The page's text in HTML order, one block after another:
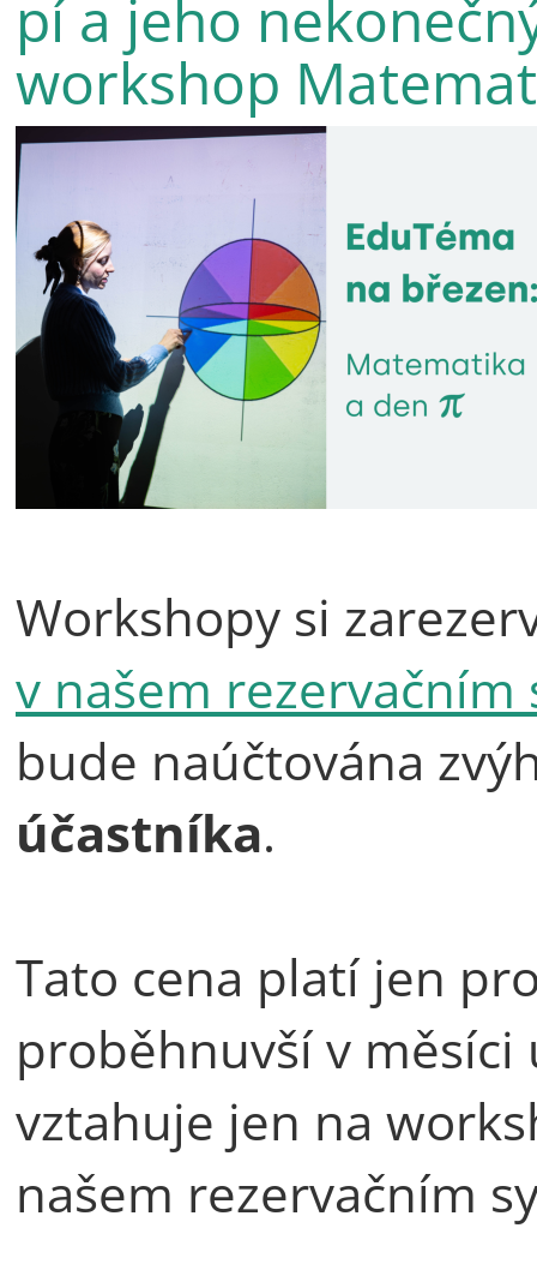
pí a jeho
workshop
Workshopy si
v našem rezervačním
bude naúčtována
účastníka.
Tato cena platí jen
proběhnuvší v měsíci
vztahuje jen na
našem rezervačním